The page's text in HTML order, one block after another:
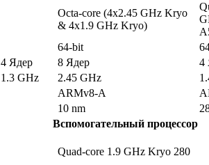
Octa-core (4x2.45 GHz Kryo
& 4x1.9 GHz Kryo)
64-bit
4 Ядер 8 Ядер
4
1.3 GHz 2.45 GHz
ARMv8-A
10 nm
Вспомогательный процессор
Quad-core 1.9 GHz Kryo 280